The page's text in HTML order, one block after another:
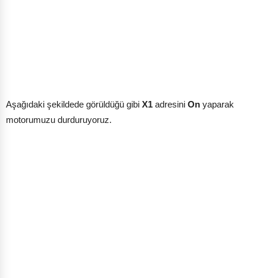
Aşağıdaki şekildede görüldüğü gibi X1 adresini On yaparak
motorumuzu durduruyoruz.